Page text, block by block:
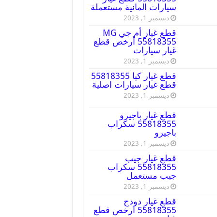
سيارات المانية مستعملة
ديسمبر 1, 2023
قطع غيار أم جي MG
55818355 أرخص قطع
غيار سيارات
ديسمبر 1, 2023
قطع غيار كيا 55818355
قطع غيار سيارات اصلية
ديسمبر 1, 2023
قطع غيار باجيرو
55818355 سكراب
باجيرو
ديسمبر 1, 2023
قطع غيار جيب
55818355 سكراب
جيب مستعمل
ديسمبر 1, 2023
قطع غيار دودج
55818355 ارخص قطع